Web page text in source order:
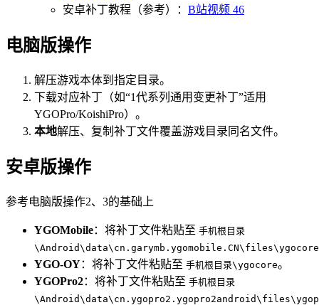
安卓补丁教程（参考）： B站视频 46
电脑版操作
解压游戏本体到指定目录。
下载对应补丁（如“1代系列通用变更补丁”适用
YGOPro/KoishiPro）。
本地解压、复制补丁文件覆盖游戏目录同名文件。
安卓版操作
参考电脑版操作2、3的基础上
YGOMobile：将补丁文件粘贴至 手机根目录
\Android\data\cn.garymb.ygomobile.CN\files\ygocore
YGO-OY：将补丁文件粘贴至 手机根目录\ygocore。
YGOPro2：将补丁文件粘贴至 手机根目录